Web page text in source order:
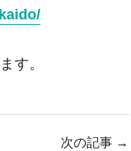
す。
次の記事 →